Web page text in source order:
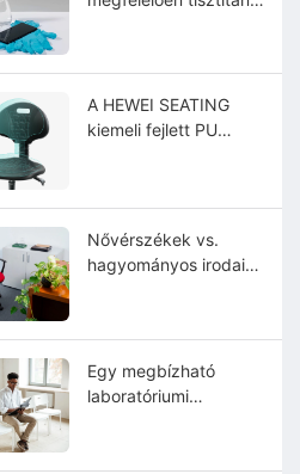
A HEWEI SEATING
kiemeli fejlett PU
megoldásainak
teljesítményét,
tartósságát és
ápolását.
Nővérszékek vs.
hagyományos irodai
Egy megbízható
laboratóriumi